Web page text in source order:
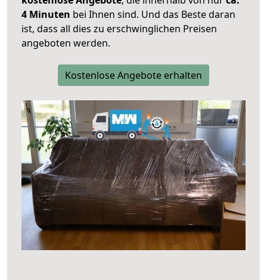
4 Minuten bei Ihnen sind. Und das Beste daran
ist, dass all dies zu erschwinglichen Preisen
angeboten werden.
Kostenlose Angebote erhalten